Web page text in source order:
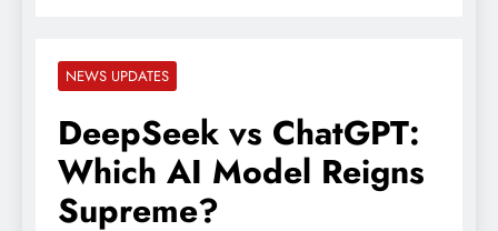
NEWS UPDATES
DeepSeek vs ChatGPT:
Which AI Model Reigns
Supreme?